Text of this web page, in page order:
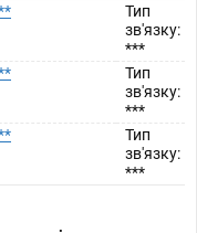
Тип
зв'язку:
***
Тип
зв'язку:
***
Тип
зв'язку:
***